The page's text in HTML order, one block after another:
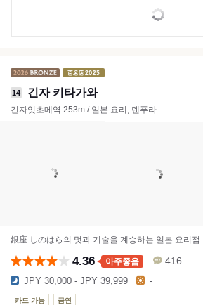
14 긴자 키타가와
긴자잇초메역 253m / 일본 요리, 덴푸라
銀座 しのはら의 멋과 기술을 계승하는 일본 요리점.
4.36 아주좋음 416
JPY 30,000 - JPY 39,999 -
카드 가능 금연